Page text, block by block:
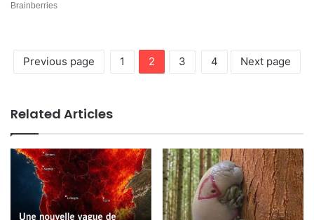
Previous page 1 2 3 4 Next page
Related Articles